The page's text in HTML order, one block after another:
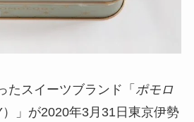
たスイーツブランド「 ポモロ
」が2020年3月31日東京伊勢